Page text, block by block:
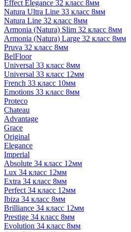
Effect Elegance 32 класс 8мм
Natura Ultra Line 33 класс 8мм
Natura Line 32 класс 8мм
Armonia (Natura) Slim 32 класс 8мм
Armonia (Natura) Large 32 класс 8мм
Pruva 32 класс 8мм
BelFloor
Universal 33 класс 8мм
Universal 33 класс 12мм
French 33 класс 10мм
Emotions 33 класс 8мм
Proteco
Chateau
Advantage
Grace
Original
Elegance
Imperial
Absolute 34 класс 12мм
Lux 34 класс 12мм
Extra 34 класс 8мм
Perfect 34 класс 12мм
Ibiza 34 класс 8мм
Brilliance 34 класс 12мм
Prestige 34 класс 8мм
Evolution 34 класс 8мм